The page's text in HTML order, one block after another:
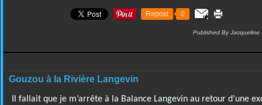
Repost 0
Published By Jacqueline
Gouzou à la Rivière Langevin
Il fallait que je m’arrête à la Balance Langevin au retour d’une